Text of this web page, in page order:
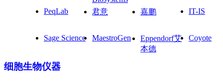
PeqLab
君意 嘉鹏 IT-IS
Sage Science MaestroGen
Eppendorf艾
本德
Coyote
细胞生物仪器